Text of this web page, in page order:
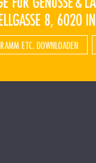
ETC. DOWNLOADEN